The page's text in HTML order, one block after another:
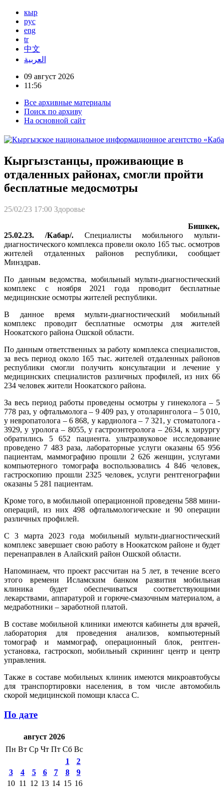
кыр
рус
eng
tr
中文
العربية
09 август 2026
11:56
Все архивные материалы
Поиск по архиву
На основной сайт
Кыргызстанцы, проживающие в
отдаленных районах, смогли пройти
бесплатные медосмотры
25/02/23 17:00 Здоровье
Бишкек,
25.02.23. /Кабар/.Специалисты мобильного мульти-
диагностического комплекса провели около 165 тыс. осмотров
жителей отдаленных районов республики, сообщает
Минздрав.
По данным ведомства, мобильный мульти-диагностический
комплекс с ноября 2021 года проводит бесплатные
медицинские осмотры жителей республики.
В данное время мульти-диагностический мобильный
комплекс проводит бесплатные осмотры для жителей
Ноокатского района Ошской области.
По данным ответственных за работу комплекса специалистов,
за весь период около 165 тыс. жителей отдаленных районов
республики смогли получить консультации и лечение у
медицинских специалистов различных профилей, из них 66
234 человек жители Ноокатского района.
За весь период работы проведены осмотры у гинеколога – 5
778 раз, у офтальмолога – 9 409 раз, у отоларинголога – 5 010,
у невропатолога – 6 868, у кардиолога – 7 321, у стоматолога -
3929, у уролога – 8055, у гастроэнтеролога – 2634, к хирургу
обратились 5 652 пациента. ультразвуковое исследование
проведено 7 483 раза, лабораторные услуги оказаны 65 956
пациентам, маммографию прошли 2 626 женщин, услугами
компьютерного томографа воспользовались 4 846 человек,
гастроскопию прошли 2325 человек, услуги рентгенографии
оказаны 5 281 пациентам.
Кроме того, в мобильной операционной проведены 588 мини-
операций, из них 498 офтальмологические и 90 операции
различных профилей.
С 3 марта 2023 года мобильный мульти-диагностический
комплекс завершает свою работу в Ноокатском районе и будет
перенаправлен в Алайский район Ошской области.
Напоминаем, что проект рассчитан на 5 лет, в течение всего
этого времени Исламским банком развития мобильная
клиника будет обеспечиваться соответствующими
лекарствами, аппаратурой и горюче-смазочным материалом, а
медработники – заработной платой.
В составе мобильной клиники имеются кабинеты для врачей,
лаборатория для проведения анализов, компьютерный
томограф и маммограф, операционный блок, рентген-
установка, гастроскоп, мобильный скрининг центр и центр
управления.
Также в составе мобильных клиник имеются микроавтобусы
для транспортировки населения, в том числе автомобиль
скорой медицинской помощи класса С.
По дате
август 2026
Пн Вт Ср Чт Пт Сб Вс
1
2
3
4 5 6 7 8
9
10 11 12 13 14 15 16